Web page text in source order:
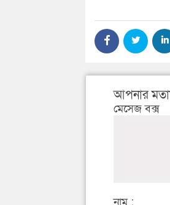
আপনার
মেসেজ বক্স